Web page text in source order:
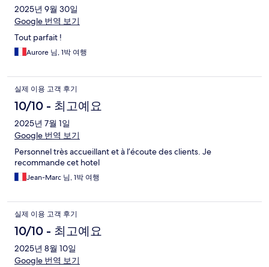
2025년 9월 30일
Google 번역 보기
Tout parfait !
Aurore 님, 1박 여행
실제 이용 고객 후기
10/10 - 최고예요
2025년 7월 1일
Google 번역 보기
Personnel très accueillant et à l’écoute des clients. Je
recommande cet hotel
Jean-Marc 님, 1박 여행
실제 이용 고객 후기
10/10 - 최고예요
2025년 8월 10일
Google 번역 보기